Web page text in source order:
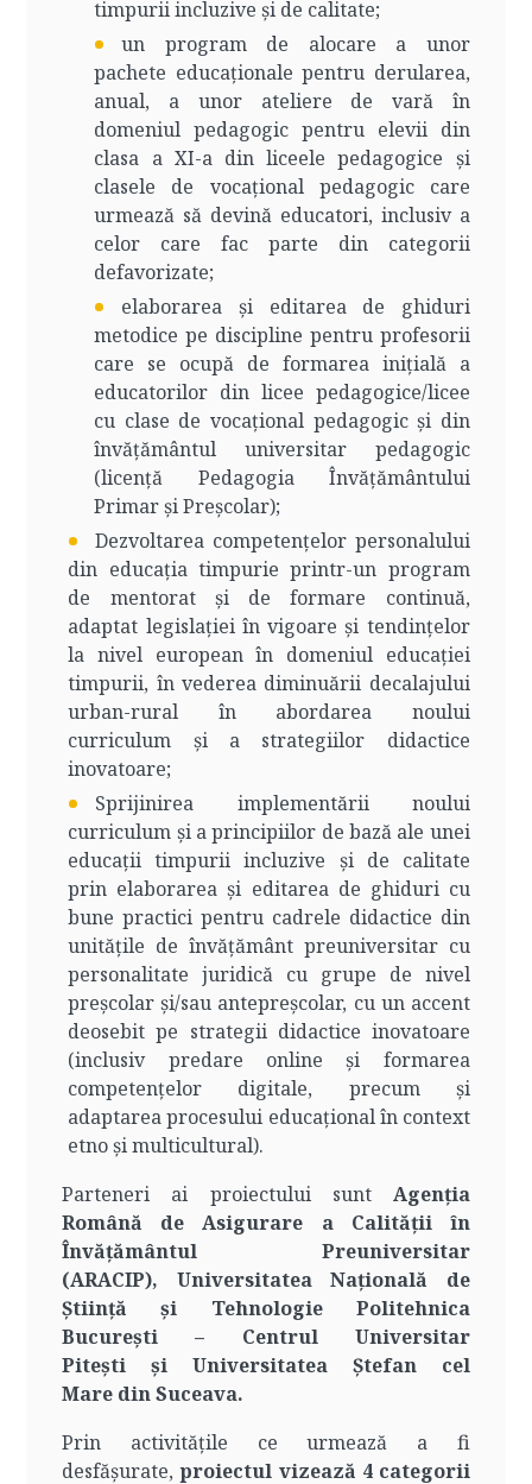
timpurii incluzive și de calitate;
un program de alocare a unor
pachete educaționale pentru derularea,
anual, a unor ateliere de vară în
domeniul pedagogic pentru elevii din
clasa a XI-a din liceele pedagogice și
clasele de vocațional pedagogic care
urmează să devină educatori, inclusiv a
celor care fac parte din categorii
defavorizate;
elaborarea și editarea de ghiduri
metodice pe discipline pentru profesorii
care se ocupă de formarea inițială a
educatorilor din licee pedagogice/licee
cu clase de vocațional pedagogic și din
învățământul universitar pedagogic
(licență Pedagogia Învățământului
Primar și Preșcolar);
Dezvoltarea competențelor personalului
din educația timpurie printr-un program
de mentorat și de formare continuă,
adaptat legislației în vigoare și tendințelor
la nivel european în domeniul educației
timpurii, în vederea diminuării decalajului
urban-rural în abordarea noului
curriculum și a strategiilor didactice
inovatoare;
Sprijinirea implementării noului
curriculum și a principiilor de bază ale unei
educații timpurii incluzive și de calitate
prin elaborarea și editarea de ghiduri cu
bune practici pentru cadrele didactice din
unitățile de învățământ preuniversitar cu
personalitate juridică cu grupe de nivel
preșcolar și/sau antepreșcolar, cu un accent
deosebit pe strategii didactice inovatoare
(inclusiv predare online și formarea
competențelor digitale, precum și
adaptarea procesului educațional în context
etno și multicultural).
Parteneri ai proiectului sunt Agenția
Română de Asigurare a Calității în
Învățământul Preuniversitar
(ARACIP), Universitatea Națională de
Știință și Tehnologie Politehnica
București – Centrul Universitar
Pitești și Universitatea Ştefan cel
Mare din Suceava.
Prin activitățile ce urmează a fi
desfășurate,proiectul vizează 4 categorii